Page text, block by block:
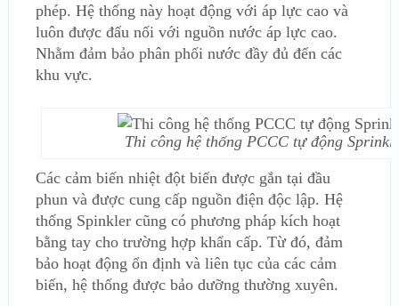
phép. Hệ thống này hoạt động với áp lực cao và
luôn được đấu nối với nguồn nước áp lực cao.
Nhằm đảm bảo phân phối nước đầy đủ đến các
khu vực.
Thi công hệ thống PCCC tự động
Các cảm biến nhiệt đột biến được gắn tại đầu
phun và được cung cấp nguồn điện độc lập. Hệ
thống Spinkler cũng có phương pháp kích hoạt
bằng tay cho trường hợp khẩn cấp. Từ đó, đảm
bảo hoạt động ổn định và liên tục của các cảm
biến, hệ thống được bảo dưỡng thường xuyên.